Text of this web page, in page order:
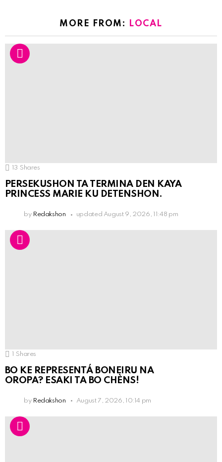
MORE FROM: LOCAL
13 Shares
PERSEKUSHON TA TERMINA DEN KAYA
PRINCESS MARIE KU DETENSHON.
by Redakshon updated August 9, 2026, 11:48 pm
Shares
BO KE REPRESENTÁ BONEIRU NA
OROPA? ESAKI TA BO CHÈNS!
by Redakshon August 7, 2026, 10:14 pm